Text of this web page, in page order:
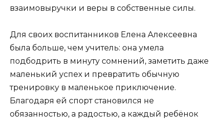
взаимовыручки и веры в собственные силы.
Для своих воспитанников Елена Алексеевна
была больше, чем учитель: она умела
подбодрить в минуту сомнений, заметить даже
маленький успех и превратить обычную
тренировку в маленькое приключение.
Благодаря ей спорт становился не
обязанностью, а радостью, а каждый ребёнок